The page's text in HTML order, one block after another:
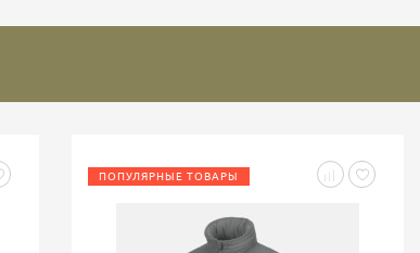
ПОПУЛЯРНЫЕ ТОВАРЫ